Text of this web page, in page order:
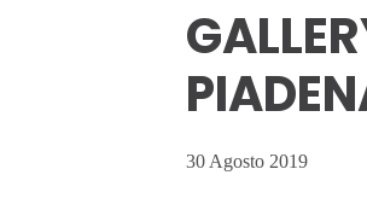
30 Agosto 2019